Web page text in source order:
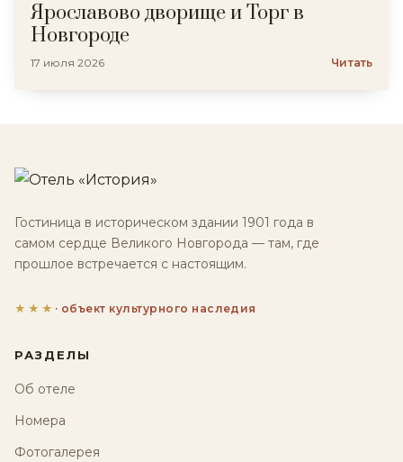
Ярославово дворище и Торг в
Новгороде
17 июля 2026 Читать
Гостиница в историческом здании 1901 года в
самом сердце Великого Новгорода — там, где
прошлое встречается с настоящим.
★★★ · объект культурного наследия
РАЗДЕЛЫ
Об отеле
Номера
Фотогалерея